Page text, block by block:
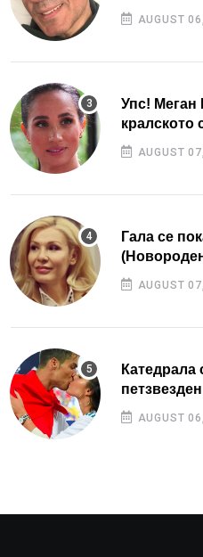
AUGUST
Упс! Меган
кралското
AUGUST
Гала се
AUGUST
Катедрала
AUGUST